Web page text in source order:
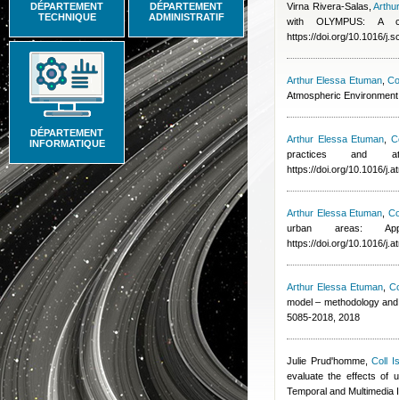
DÉPARTEMENT
TECHNIQUE
DÉPARTEMENT
ADMINISTRATIF
DÉPARTEMENT
INFORMATIQUE
Virna Rivera-Salas ,
with OLYMPUS: A
https://doi.org/10.1016/
Arthur Elessa Etuman,
Atmospheric
Arthur Elessa Etuman
practices and
https://doi.org/10.1016/
Arthur Elessa Etuman ,
urban areas:
https://doi.org/10.1016/
Arthur Elessa Etuman,
model – methodology
5085-2018, 2018
Julie Prud'homme, Coll
evaluate the effects of
Temporal and